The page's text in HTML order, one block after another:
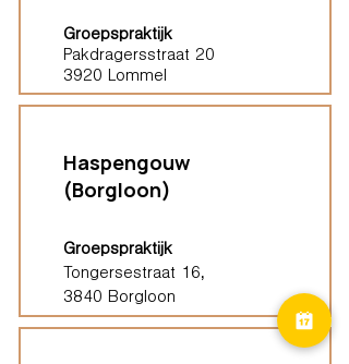
Groepspraktijk
Pakdragersstraat 20
3920 Lommel
Haspengouw
(Borgloon)
Groepspraktijk
Tongersestraat 16,
3840 Borgloon